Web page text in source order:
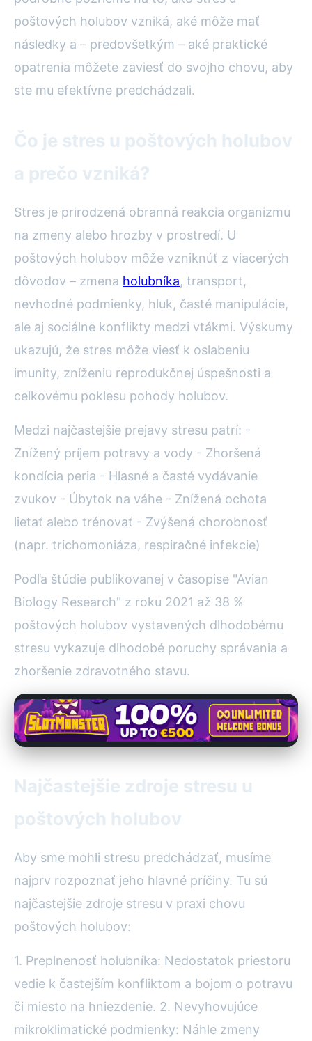
poštových holubov vzniká, aké môže mať
následky a – predovšetkým – aké praktické
opatrenia môžete zaviesť do svojho chovu, aby
ste mu efektívne predchádzali.
Čo je stres u poštových holubov
a prečo vzniká?
Stres je prirodzená obranná reakcia organizmu
na zmeny alebo hrozby v prostredí. U
poštových holubov môže vzniknúť z viacerých
dôvodov – zmena holubníka, transport,
nevhodné podmienky, hluk, časté manipulácie,
ale aj sociálne konflikty medzi vtákmi. Výskumy
ukazujú, že stres môže viesť k oslabeniu
imunity, zníženiu reprodukčnej úspešnosti a
celkovému poklesu pohody holubov.
Medzi najčastejšie prejavy stresu patrí: -
Znížený príjem potravy a vody - Zhoršená
kondícia peria - Hlasné a časté vydávanie
zvukov - Úbytok na váhe - Znížená ochota
lietať alebo trénovať - Zvýšená chorobnosť
(napr. trichomoniáza, respiračné infekcie)
Podľa štúdie publikovanej v časopise "Avian
Biology Research" z roku 2021 až 38 %
poštových holubov vystavených dlhodobému
stresu vykazuje dlhodobé poruchy správania a
zhoršenie zdravotného stavu.
Najčastejšie zdroje stresu u
poštových holubov
Aby sme mohli stresu predchádzať, musíme
najprv rozpoznať jeho hlavné príčiny. Tu sú
najčastejšie zdroje stresu v praxi chovu
poštových holubov:
1. Preplnenosť holubníka: Nedostatok priestoru
vedie k častejším konfliktom a bojom o potravu
či miesto na hniezdenie. 2. Nevyhovujúce
mikroklimatické podmienky: Náhle zmeny